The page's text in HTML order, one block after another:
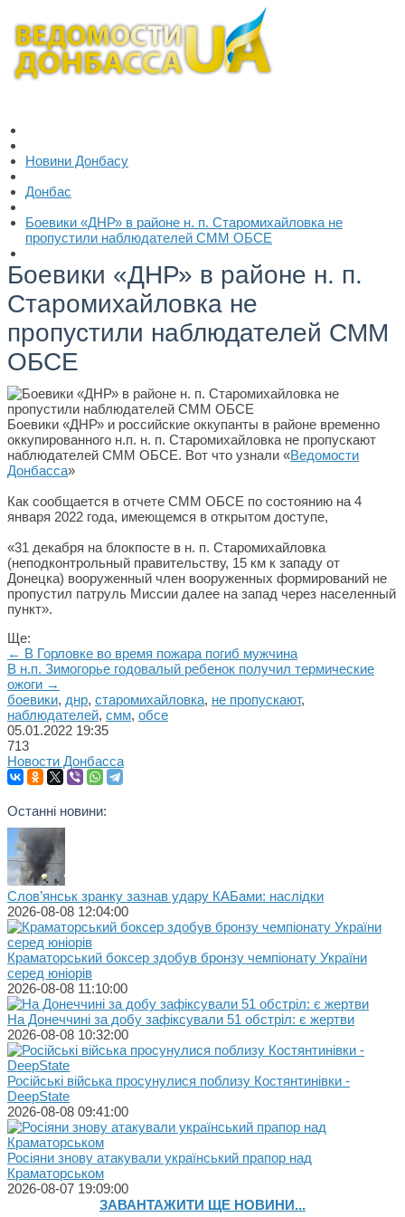
Новини Донбасу
Донбас
Боевики «ДНР» в районе н. п. Старомихайловка не
пропустили наблюдателей СММ ОБСЕ
Боевики «ДНР» в районе н. п.
Старомихайловка не
пропустили наблюдателей СММ
ОБСЕ
Боевики «ДНР» и российские оккупанты в районе временно
оккупированного н.п. н. п. Старомихайловка не пропускают
наблюдателей СММ ОБСЕ. Вот что узнали «Ведомости
Донбасса»
Как сообщается в отчете СММ ОБСЕ по состоянию на 4
января 2022 года, имеющемся в открытом доступе,
«31 декабря на блокпосте в н. п. Старомихайловка
(неподконтрольный правительству, 15 км к западу от
Донецка) вооруженный член вооруженных формирований не
пропустил патруль Миссии далее на запад через населенный
пункт».
Ще:
← В Горловке во время пожара погиб мужчина
В н.п. Зимогорье годовалый ребенок получил термические
ожоги →
боевики, днр, старомихайловка, не пропускают,
наблюдателей, смм, обсе
05.01.2022 19:35
713
Новости Донбасса
Останні новини:
Слов’янськ зранку зазнав удару КАБами: наслідки
2026-08-08 12:04:00
Краматорський боксер здобув бронзу чемпіонату України
серед юніорів
2026-08-08 11:10:00
На Донеччині за добу зафіксували 51 обстріл: є жертви
2026-08-08 10:32:00
Російські війська просунулися поблизу Костянтинівки -
DeepState
2026-08-08 09:41:00
Росіяни знову атакували український прапор над
Краматорськом
2026-08-07 19:09:00
ЗАВАНТАЖИТИ ЩЕ НОВИНИ...